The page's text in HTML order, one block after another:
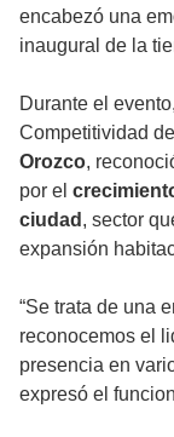
encabezó una
inaugural de la
Durante el
Competitividad
Orozco,
por el
ciudad , sector
expansión
“Se trata de una
reconocemos el
presencia en
expresó el